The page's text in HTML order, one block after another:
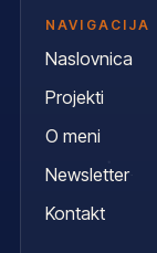
NAVIGACIJA
Naslovnica
Projekti
O meni
Newsletter
Kontakt